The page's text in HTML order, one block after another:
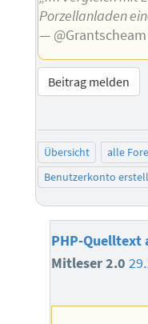
Porzellanladen
—
Beitrag melden
Übersicht alle
Benutzerkonto
PHP-Quelltext
Mitleser 2.0